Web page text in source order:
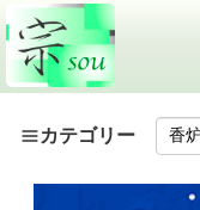
カテゴリー